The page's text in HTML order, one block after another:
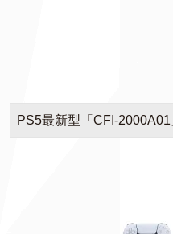
PS5最新型「CFI-